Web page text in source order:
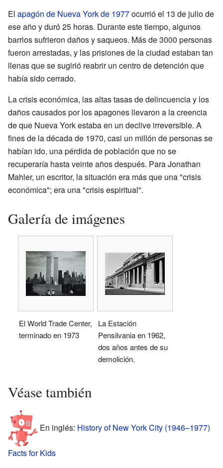
El apagón de Nueva York de 1977ocurrió el 13 de julio de
ese año y duró 25 horas. Durante este tiempo, algunos
barrios sufrieron daños y saqueos. Más de 3000 personas
fueron arrestadas, y las prisiones de la ciudad estaban tan
llenas que se sugirió reabrir un centro de detención que
había sido cerrado.
La crisis económica, las altas tasas de delincuencia y los
daños causados por los apagones llevaron a la creencia
de que Nueva York estaba en un declive irreversible. A
fines de la década de 1970, casi un millón de personas se
habían ido, una pérdida de población que no se
recuperaría hasta veinte años después. Para Jonathan
Mahler, un escritor, la situación era más que una "crisis
económica"; era una "crisis espiritual".
Galería de imágenes
El World Trade Center,
terminado en 1973
La Estación
Pensilvania en 1962,
dos años antes de su
demolición.
Véase también
En inglés: History of New York City (1946–1977)
Facts for Kids